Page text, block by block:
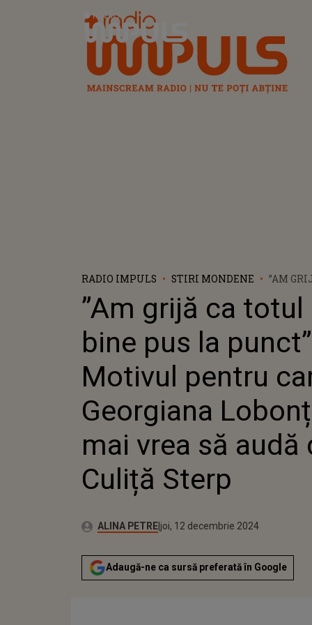
Radio Impuls
RADIO IMPULS STIRI MONDENE
”AM
NU MAI
”Am grijă ca totul
bine pus la punct”
Motivul pentru
Georgiana
mai vrea să audă
Culiță Sterp
Autor:ALINA PETREPublicat:
marți, 12 decembrie 2023
Actualizat:
joi, 12 decembrie 2024
Adaugă-ne ca sursă preferată în Google